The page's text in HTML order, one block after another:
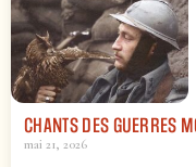
CHANTS DES GUERRES
mai 21, 2026